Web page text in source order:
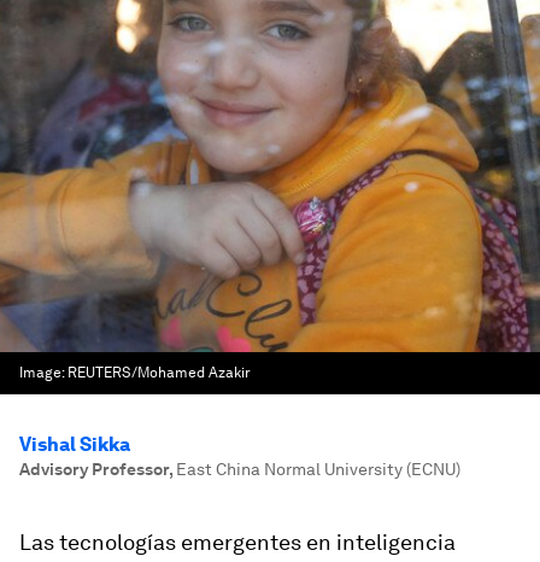
Image: REUTERS/Mohamed Azakir
Vishal Sikka
Advisory Professor, East China Normal University (ECNU)
Las tecnologías emergentes en inteligencia